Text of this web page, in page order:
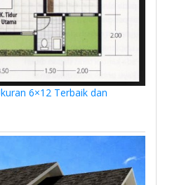
6×12 Terbaik dan